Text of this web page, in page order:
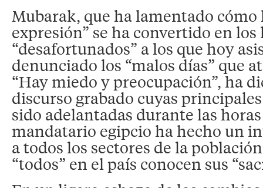
Mubarak, que ha lamentado cómo
expresión” se ha convertido en los
“desafortunados” a los que hoy
denunciado los “malos días” que
“Hay miedo y preocupación”, ha
discurso grabado cuyas
sido adelantadas durante las
mandatario egipcio ha hecho un
a todos los sectores de la
“todos” en el país conocen sus